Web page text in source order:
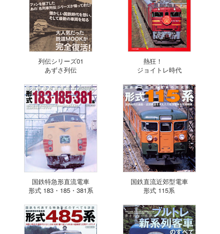
列伝シリーズ01
あずさ列伝
熱狂！
ジョイトレ時代
国鉄特急形直流電車
形式 183・185・381系
国鉄直流近郊型電車
形式 115系